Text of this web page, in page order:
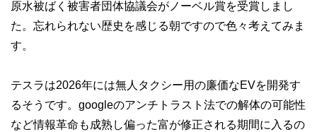
原水被ばく被害者団体協議会がノーベル賞を受賞しまし
た。忘れられない歴史を感じる朝ですので色々考えてみま
す。
テスラは2026年には無人タクシー用の廉価なEVを開発す
るそうです。googleのアンチトラスト法での解体の可能性
など情報革命も成熟し偏った富が修正される期間に入るの